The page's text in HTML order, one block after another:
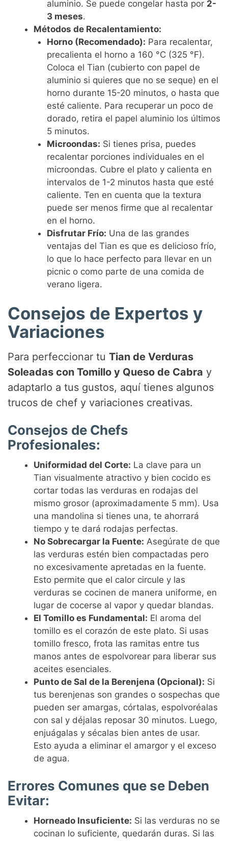
aluminio. Se puede congelar hasta por 2-
3 meses.
Métodos de Recalentamiento:
Horno (Recomendado): Para recalentar,
precalienta el horno a 160 °C (325 °F).
Coloca el Tian (cubierto con papel de
aluminio si quieres que no se seque) en el
horno durante 15-20 minutos, o hasta que
esté caliente. Para recuperar un poco de
dorado, retira el papel aluminio los últimos
5 minutos.
Microondas: Si tienes prisa, puedes
recalentar porciones individuales en el
microondas. Cubre el plato y calienta en
intervalos de 1-2 minutos hasta que esté
caliente. Ten en cuenta que la textura
puede ser menos firme que al recalentar
en el horno.
Disfrutar Frío: Una de las grandes
ventajas del Tian es que es delicioso frío,
lo que lo hace perfecto para llevar en un
picnic o como parte de una comida de
verano ligera.
Consejos de Expertos y
Variaciones
Para perfeccionar tuTian de Verduras
Soleadas con Tomillo y Queso de Cabra y
adaptarlo a tus gustos, aquí tienes algunos
trucos de chef y variaciones creativas.
Consejos de Chefs
Profesionales:
Uniformidad del Corte: La clave para un
Tian visualmente atractivo y bien cocido es
cortar todas las verduras en rodajas del
mismo grosor (aproximadamente 5 mm). Usa
una mandolina si tienes una, te ahorrará
tiempo y te dará rodajas perfectas.
No Sobrecargar la Fuente: Asegúrate de que
las verduras estén bien compactadas pero
no excesivamente apretadas en la fuente.
Esto permite que el calor circule y las
verduras se cocinen de manera uniforme, en
lugar de cocerse al vapor y quedar blandas.
El Tomillo es Fundamental: El aroma del
tomillo es el corazón de este plato. Si usas
tomillo fresco, frota las ramitas entre tus
manos antes de espolvorear para liberar sus
aceites esenciales.
Punto de Sal de la Berenjena (Opcional): Si
tus berenjenas son grandes o sospechas que
pueden ser amargas, córtalas, espolvoréalas
con sal y déjalas reposar 30 minutos. Luego,
enjuágalas y sécalas bien antes de usar.
Esto ayuda a eliminar el amargor y el exceso
de agua.
Errores Comunes que se Deben
Evitar:
Horneado Insuficiente: Si las verduras no se
cocinan lo suficiente, quedarán duras. Si las